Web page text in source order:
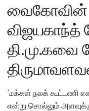
வைகோவின்
விஜயகாந்த்
தி.மு.கவை
‘மக்கள் நலக் கூட்டணி
என்று சொல்லும்